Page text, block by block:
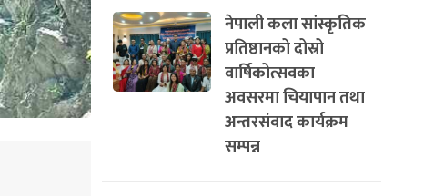
नेपाली कला सांस्कृतिक
प्रतिष्ठानको दोस्रो
वार्षिकोत्सवका
अवसरमा चियापान तथा
अन्तरसंवाद कार्यक्रम
सम्पन्न